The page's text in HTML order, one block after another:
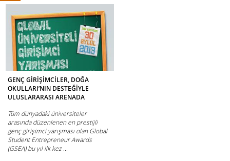
GENÇ GİRİŞİMCİLER, DOĞA
OKULLARI’NIN DESTEĞİYLE
ULUSLARARASI ARENADA
Tüm dünyadaki üniversiteler
arasında düzenlenen en prestijli
genç girişimci yarışması olan Global
Student Entrepreneur Awards
(GSEA) bu yıl ilk kez ...